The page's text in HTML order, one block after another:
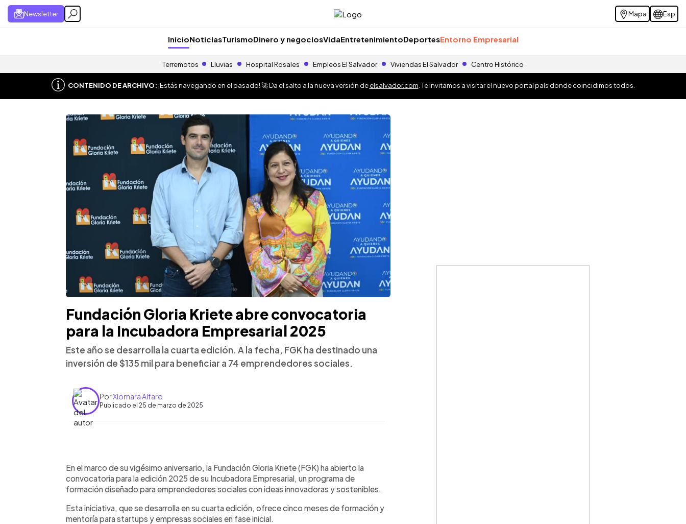
Newsletter Mapa Esp
InicioNoticiasTurismoDinero y negociosVidaEntretenimientoDeportesEntorno Empresarial
Terremotos Lluvias Hospital Rosales Empleos El Salvador Viviendas El Salvador Centro Histórico
CONTENIDO DE ARCHIVO:¡Estás navegando en el pasado! 🚀 Da el salto a la nueva versión deelsalvador.com . Te invitamos a visitar el nuevo portal país donde coincidimos todos.
Fundación Gloria Kriete abre convocatoria
para la Incubadora Empresarial 2025
Este año se desarrolla la cuarta edición. A la fecha, FGK ha destinado una
inversión de $135 mil para beneficiar a 74 emprendedores sociales.
PorXiomara Alfaro
Publicado el 25 de marzo de 2025
Escuchar artículo
En el marco de su vigésimo aniversario, la Fundación Gloria Kriete (FGK) ha abierto la
convocatoria para la edición 2025 de su Incubadora Empresarial, un programa de
formación diseñado para emprendedores sociales con ideas innovadoras y sostenibles.
Esta iniciativa, que se desarrolla en su cuarta edición, ofrece cinco meses de formación y
mentoría para startups y empresas sociales en fase inicial.